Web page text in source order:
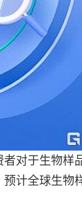
对于生物样
计全球生物